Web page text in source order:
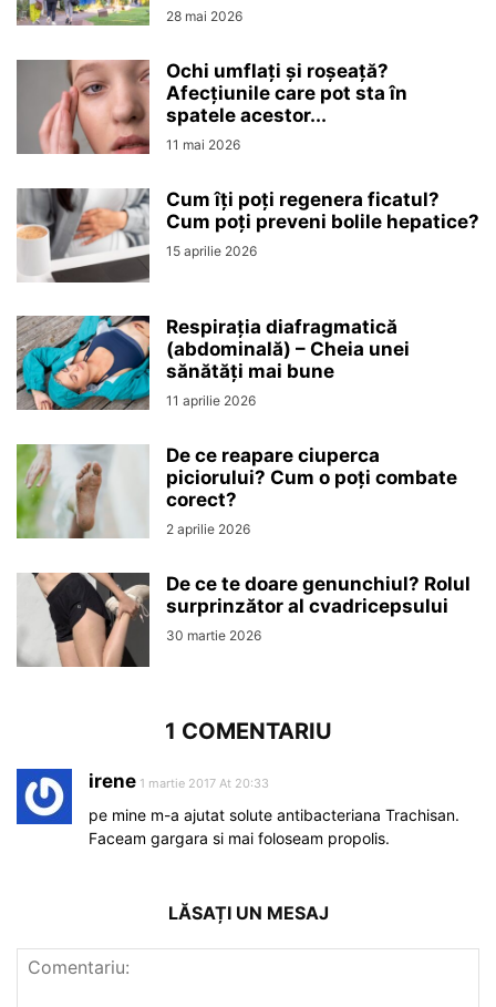
28 mai 2026
Ochi umflați și roșeață?
Afecțiunile care pot sta în
spatele acestor...
11 mai 2026
Cum îți poți regenera ficatul?
Cum poți preveni bolile hepatice?
15 aprilie 2026
Respirația diafragmatică
(abdominală) – Cheia unei
sănătăți mai bune
11 aprilie 2026
De ce reapare ciuperca
piciorului? Cum o poți combate
corect?
2 aprilie 2026
De ce te doare genunchiul? Rolul
surprinzător al cvadricepsului
30 martie 2026
1 COMENTARIU
irene 1 martie 2017 At 20:33
pe mine m-a ajutat solute antibacteriana Trachisan.
Faceam gargara si mai foloseam propolis.
LĂSAȚI UN MESAJ